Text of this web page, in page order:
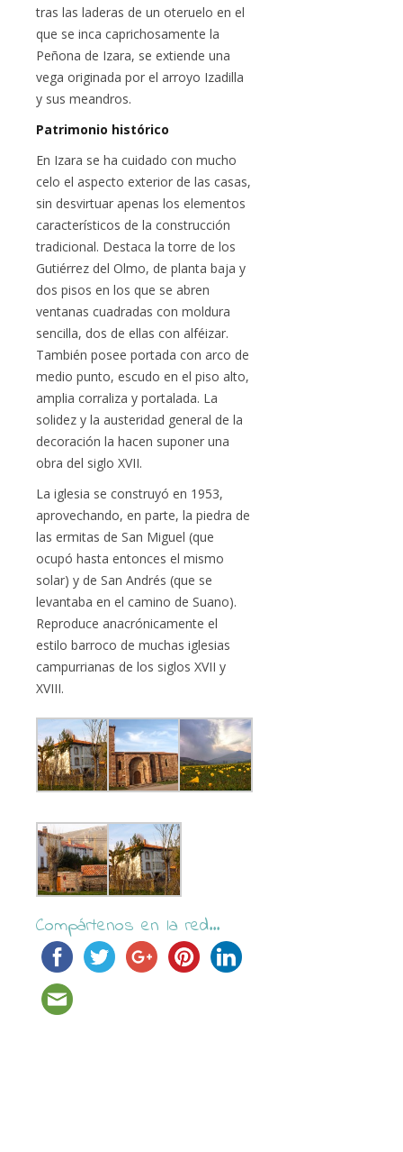
tras las laderas de un oteruelo en el
que se inca caprichosamente la
Peñona de Izara, se extiende una
vega originada por el arroyo Izadilla
y sus meandros.
Patrimonio histórico
En Izara se ha cuidado con mucho
celo el aspecto exterior de las casas,
sin desvirtuar apenas los elementos
característicos de la construcción
tradicional. Destaca la torre de los
Gutiérrez del Olmo, de planta baja y
dos pisos en los que se abren
ventanas cuadradas con moldura
sencilla, dos de ellas con alféizar.
También posee portada con arco de
medio punto, escudo en el piso alto,
amplia corraliza y portalada. La
solidez y la austeridad general de la
decoración la hacen suponer una
obra del siglo XVII.
La iglesia se construyó en 1953,
aprovechando, en parte, la piedra de
las ermitas de San Miguel (que
ocupó hasta entonces el mismo
solar) y de San Andrés (que se
levantaba en el camino de Suano).
Reproduce anacrónicamente el
estilo barroco de muchas iglesias
campurrianas de los siglos XVII y
XVIII.
Compártenos en la red...